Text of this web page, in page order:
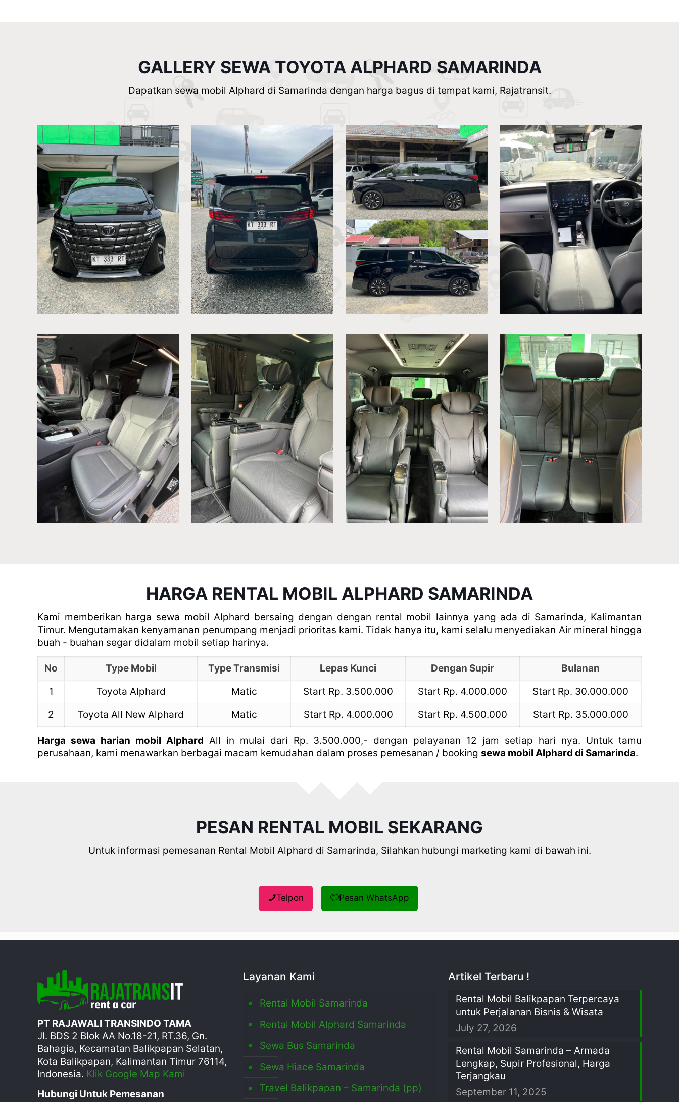
GALLERY SEWA TOYOTA ALPHARD SAMARINDA
Dapatkan sewa mobil Alphard di Samarinda dengan harga bagus di tempat kami, Rajatransit.
HARGA RENTAL MOBIL ALPHARD SAMARINDA
Kami memberikan harga sewa mobil Alphard bersaing dengan dengan rental mobil lainnya yang ada di Samarinda, Kalimantan
Timur. Mengutamakan kenyamanan penumpang menjadi prioritas kami. Tidak hanya itu, kami selalu menyediakan Air mineral hingga
buah - buahan segar didalam mobil setiap harinya.
No Type Mobil Type Transmisi Lepas Kunci Dengan Supir
Bulanan
1
Toyota Alphard Matic Start Rp. 3.500.000 Start Rp. 4.000.000
Start Rp. 30.000.000
2
Toyota All New Alphard Matic Start Rp. 4.000.000 Start Rp. 4.500.000 Start Rp. 35.000.000
Harga sewa harian mobil Alphard All in mulai dari Rp. 3.500.000,- dengan pelayanan 12 jam setiap hari nya. Untuk tamu
perusahaan, kami menawarkan berbagai macam kemudahan dalam proses pemesanan / booking sewa mobil Alphard di Samarinda.
PESAN RENTAL MOBIL SEKARANG
Untuk informasi pemesanan Rental Mobil Alphard di Samarinda, Silahkan hubungi marketing kami di bawah ini.
Telpon Pesan WhatsApp
PT RAJAWALI TRANSINDO TAMA
Jl. BDS 2 Blok AA No.18-21, RT.36, Gn.
Bahagia, Kecamatan Balikpapan Selatan,
Kota Balikpapan, Kalimantan Timur 76114,
Indonesia. Klik Google Map Kami
Hubungi Untuk Pemesanan
Layanan Kami
Rental Mobil Samarinda
Rental Mobil Alphard Samarinda
Sewa Bus Samarinda
Sewa Hiace Samarinda
Travel Balikpapan – Samarinda (pp)
Artikel Terbaru !
Rental Mobil Balikpapan Terpercaya
untuk Perjalanan Bisnis & Wisata
July 27, 2026
Rental Mobil Samarinda – Armada
Lengkap, Supir Profesional, Harga
Terjangkau
September 11, 2025